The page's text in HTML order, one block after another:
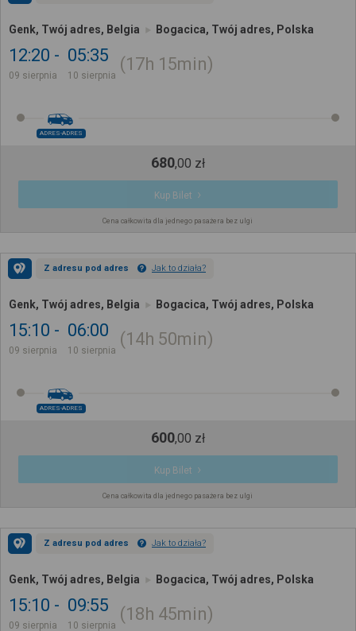
Genk, Twój adres, Belgia Bogacica, Twój adres, Polska
12:20
09 sierpnia
05:35
10 sierpnia
17h 15min
ADRES-ADRES
680,00 zł
Kup Bilet
Cena całkowita dla jednego pasażera bez ulgi
Z adresu pod adres Jak to działa?
Genk, Twój adres, Belgia Bogacica, Twój adres, Polska
15:10
09 sierpnia
06:00
10 sierpnia
14h 50min
ADRES-ADRES
600,00 zł
Kup Bilet
Cena całkowita dla jednego pasażera bez ulgi
Z adresu pod adres Jak to działa?
Genk, Twój adres, Belgia Bogacica, Twój adres, Polska
15:10
09 sierpnia
09:55
10 sierpnia
18h 45min